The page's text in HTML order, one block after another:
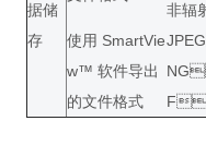
据储
存
非辐
使用 SmartVie
w™ 软件导出
的文件格式